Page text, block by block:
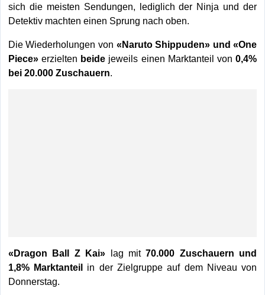
sich die meisten Sendungen, lediglich der Ninja und der
Detektiv machten einen Sprung nach oben.
Die Wiederholungen von «Naruto Shippuden» und «One
Piece»erzielten beide jeweils einen Marktanteil von0,4%
bei 20.000 Zuschauern
«Dragon Ball Z Kai» lag mit70.000 Zuschauern und
1,8% Marktanteil in der Zielgruppe auf dem Niveau von
Donnerstag.